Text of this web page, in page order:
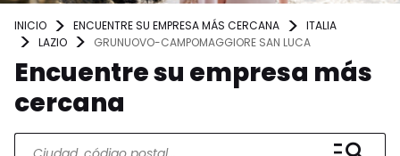
INICIO ENCUENTRE SU EMPRESA MÁS CERCANA
ITALIA
LAZIO
GRUNUOVO-CAMPOMAGGIORE SAN LUCA
Encuentre su empresa más
cercana